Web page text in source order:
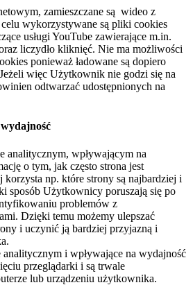
zamieszczane są wideo z
wykorzystywane są pliki cookies
usługi YouTube zawierające m.in.
liczydło kliknięć. Nie ma możliwości
ponieważ ładowane są dopiero
więc Użytkownik nie godzi się na
odtwarzać udostępnionych na
analitycznym, wpływającym na
o tym, jak często strona jest
korzysta np. które strony są najbardziej i
sposób Użytkownicy poruszają się po
problemów z
Dzięki temu możemy ulepszać
i uczynić ją bardziej przyjazną i
i wpływające na wydajność
przeglądarki i są trwale
lub urządzeniu użytkownika.